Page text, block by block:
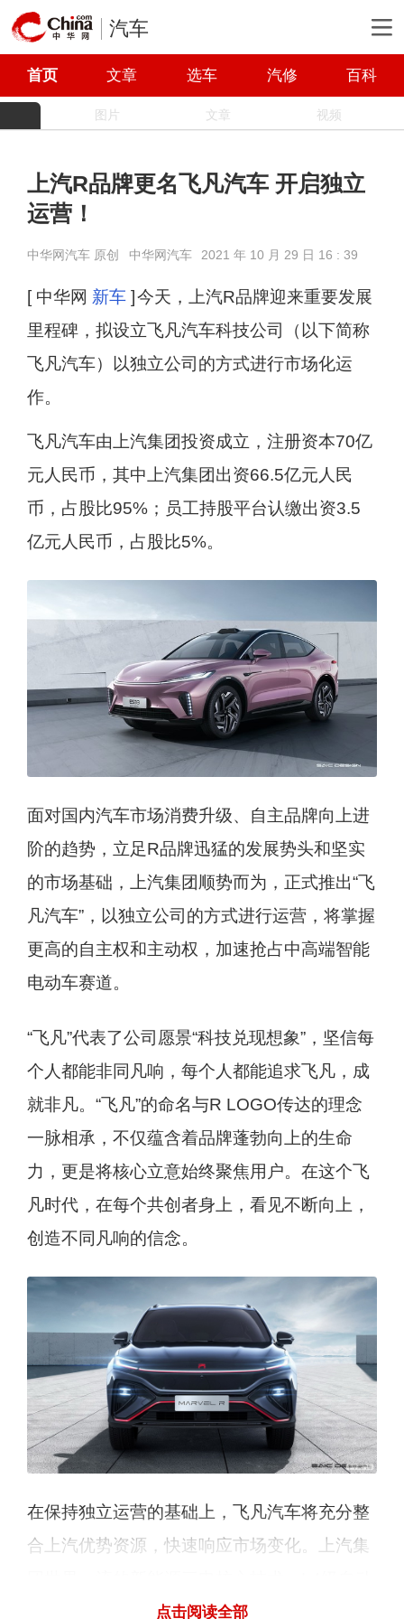
汽车
首页 文章 选车 汽修 百科
图片 文章 视频
上汽R品牌更名飞凡汽车 开启独立
运营！
中华网汽车 原创 中华网汽车 2021 年 10 月 29 日 16 : 39
[ 中华网 新车] 今天，上汽R品牌迎来重要发展
里程碑，拟设立飞凡汽车科技公司（以下简称
飞凡汽车）以独立公司的方式进行市场化运
作。
飞凡汽车由上汽集团投资成立，注册资本70亿
元人民币，其中上汽集团出资66.5亿元人民
币，占股比95%；员工持股平台认缴出资3.5
亿元人民币，占股比5%。
面对国内汽车市场消费升级、自主品牌向上进
阶的趋势，立足R品牌迅猛的发展势头和坚实
的市场基础，上汽集团顺势而为，正式推出“飞
凡汽车”，以独立公司的方式进行运营，将掌握
更高的自主权和主动权，加速抢占中高端智能
电动车赛道。
“飞凡”代表了公司愿景“科技兑现想象”，坚信每
个人都能非同凡响，每个人都能追求飞凡，成
就非凡。“飞凡”的命名与R LOGO传达的理念
一脉相承，不仅蕴含着品牌蓬勃向上的生命
力，更是将核心立意始终聚焦用户。在这个飞
凡时代，在每个共创者身上，看见不断向上，
创造不同凡响的信念。
在保持独立运营的基础上，飞凡汽车将充分整
合上汽优势资源，快速响应市场变化。上汽集
驾驶项目的成熟经验，人工智能、大数据、云
点击阅读全部